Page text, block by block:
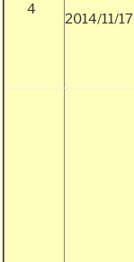
4
2014/11/17